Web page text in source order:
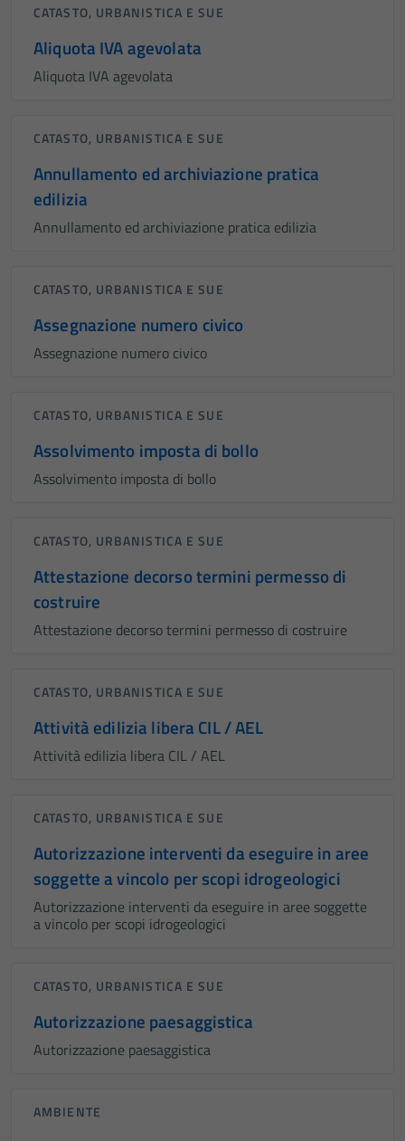
CATASTO, URBANISTICA E SUE
Aliquota IVA agevolata
Aliquota IVA agevolata
CATASTO, URBANISTICA E SUE
Annullamento ed archiviazione pratica
edilizia
Annullamento ed archiviazione pratica edilizia
CATASTO, URBANISTICA E SUE
Assegnazione numero civico
Assegnazione numero civico
CATASTO, URBANISTICA E SUE
Assolvimento imposta di bollo
Assolvimento imposta di bollo
CATASTO, URBANISTICA E SUE
Attestazione decorso termini permesso di
costruire
Attestazione decorso termini permesso di costruire
CATASTO, URBANISTICA E SUE
Attività edilizia libera CIL / AEL
Attività edilizia libera CIL / AEL
CATASTO, URBANISTICA E SUE
Autorizzazione interventi da eseguire in aree
soggette a vincolo per scopi idrogeologici
Autorizzazione interventi da eseguire in aree soggette
a vincolo per scopi idrogeologici
CATASTO, URBANISTICA E SUE
Autorizzazione paesaggistica
Autorizzazione paesaggistica
AMBIENTE